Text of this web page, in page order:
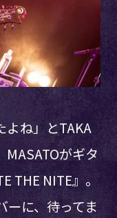
よね」とTAKA
がギタ
THE NITE』。
ーに、待ってま